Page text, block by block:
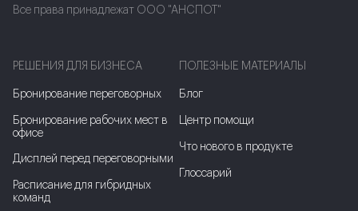
Все права принадлежат ООО "АНСПОТ"
РЕШЕНИЯ ДЛЯ БИЗНЕСА
Бронирование переговорных
Бронирование рабочих мест в
офисе
Дисплей перед переговорными
Расписание для гибридных
команд
ПОЛЕЗНЫЕ МАТЕРИАЛЫ
Блог
Центр помощи
Что нового в продукте
Глоссарий